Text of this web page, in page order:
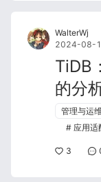
WalterWj
2024-08-
TiDB
的分
管理与运
应用适
3